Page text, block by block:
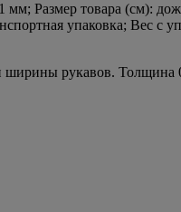
Размер товара (см):
упаковка; Вес с
ширины рукавов.